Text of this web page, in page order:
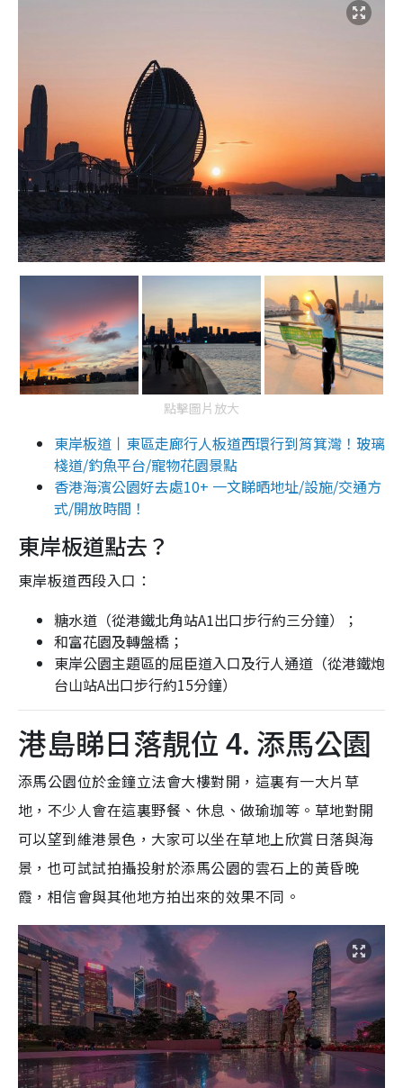
點擊圖片放大
東岸板道丨東區走廊行人板道西環行到筲箕灣！玻璃
棧道/釣魚平台/寵物花園景點
香港海濱公園好去處10+ 一文睇晒地址/設施/交通方
式/開放時間！
東岸板道點去？
東岸板道西段入口：
糖水道（從港鐵北角站A1出口步行約三分鐘）；
和富花園及轉盤橋；
東岸公園主題區的屈臣道入口及行人通道（從港鐵炮
台山站A出口步行約15分鐘）
港島睇日落靚位 4. 添馬公園
添馬公園位於金鐘立法會大樓對開，這裏有一大片草
地，不少人會在這裏野餐、休息、做瑜珈等。草地對開
可以望到維港景色，大家可以坐在草地上欣賞日落與海
景，也可試試拍攝投射於添馬公園的雲石上的黃昏晚
霞，相信會與其他地方拍出來的效果不同。